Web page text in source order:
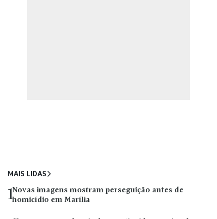
MAIS LIDAS
1Novas imagens mostram perseguição antes de
homicídio em Marília